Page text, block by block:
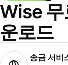
Wise 무
운로드
송금 서비